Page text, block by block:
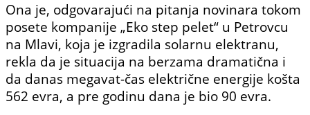
Ona je, odgovarajući na pitanja novinara tokom
posete kompanije „Eko step pelet“ u Petrovcu
na Mlavi, koja je izgradila solarnu elektranu,
rekla da je situacija na berzama dramatična i
da danas megavat-čas električne energije košta
562 evra, a pre godinu dana je bio 90 evra.